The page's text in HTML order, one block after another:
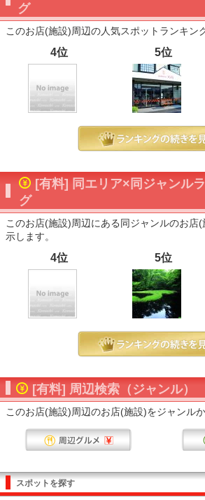
グ
このお店(施設)周辺の人気スポットランキン
4位 5位
[有料] 同エリア×同ジャンル
グ
このお店(施設)周辺にある同ジャンルのお店
示します。
4位 5位
[有料] 周辺検索（ジャンル）
このお店(施設)周辺のお店(施設)をジャンルか
スポットを探す